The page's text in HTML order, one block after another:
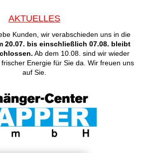
AKTUELLES
Kunden, wir verabschieden uns in die
20.07. bis einschließlich 07.08. bleibt
Ab dem 10.08. sind wir wieder
Energie für Sie da. Wir freuen uns
auf Sie.